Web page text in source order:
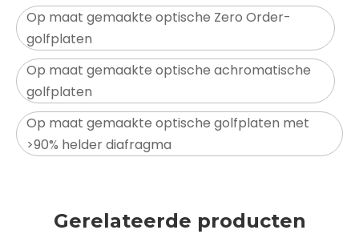
Op maat gemaakte optische Zero Order-
golfplaten
Op maat gemaakte optische achromatische
golfplaten
Op maat gemaakte optische golfplaten met
>90% helder diafragma
Gerelateerde producten